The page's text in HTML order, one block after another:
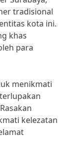
tradisional
kota ini.
khas
para
menikmati
kelezatan